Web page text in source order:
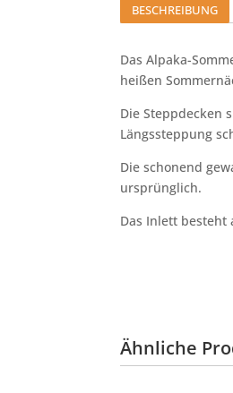
BESCHREIBUNG
Das Alpaka-
heißen
Die Steppdecken
Längssteppung
Die schonend
ursprünglich.
Das Inlett besteht
Ähnliche